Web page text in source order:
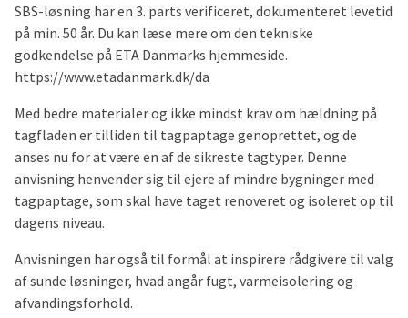
SBS-løsning har en 3. parts verificeret, dokumenteret levetid
på min. 50 år. Du kan læse mere om den tekniske
godkendelse på ETA Danmarks hjemmeside.
https://www.etadanmark.dk/da
Med bedre materialer og ikke mindst krav om hældning på
tagfladen er tilliden til tagpaptage genoprettet, og de
anses nu for at være en af de sikreste tagtyper. Denne
anvisning henvender sig til ejere af mindre bygninger med
tagpaptage, som skal have taget renoveret og isoleret op til
dagens niveau.
Anvisningen har også til formål at inspirere rådgivere til valg
af sunde løsninger, hvad angår fugt, varmeisolering og
afvandingsforhold.